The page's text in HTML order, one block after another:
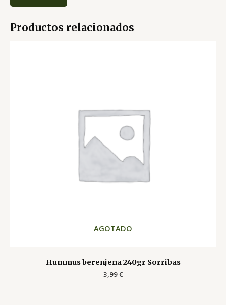
Productos relacionados
AGOTADO
Hummus berenjena 240gr Sorribas
3,99€